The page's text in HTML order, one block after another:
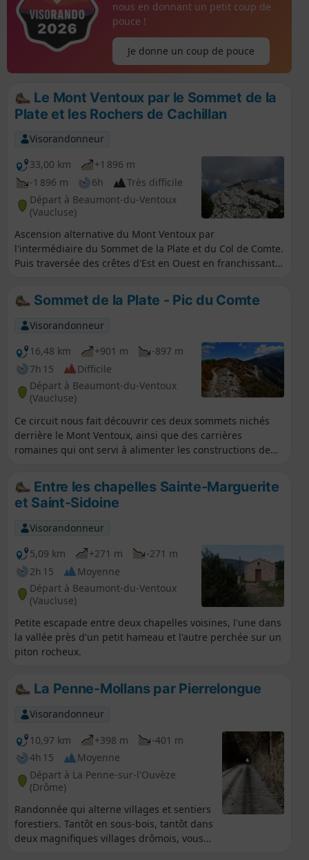
nous en donnant un petit coup de
pouce !
Je donne un coup de pouce
Le Mont Ventoux par le Sommet de la
Plate et les Rochers de Cachillan
Visorandonneur
33,00 km
+1 896 m
-1 896 m
6h
Très difficile
Départ à Beaumont-du-Ventoux
(Vaucluse)
Ascension alternative du Mont Ventoux par
l'intermédiaire du Sommet de la Plate et du Col de Comte.
Puis traversée des crêtes d'Est en Ouest en franchissant
nombreux passages peu balisés.
Sommet de la Plate - Pic du Comte
Visorandonneur
16,48 km
+901 m
-897 m
7h 15
Difficile
Départ à Beaumont-du-Ventoux
(Vaucluse)
Ce circuit nous fait découvrir ces deux sommets nichés
derrière le Mont Ventoux, ainsi que des carrières
romaines qui ont servi à alimenter les constructions de
Entre les chapelles Sainte-Marguerite
et Saint-Sidoine
Visorandonneur
5,09 km
+271 m
-271 m
2h 15
Moyenne
Départ à Beaumont-du-Ventoux
(Vaucluse)
Petite escapade entre deux chapelles voisines, l'une dans
la vallée près d'un petit hameau et l'autre perchée sur un
piton rocheux.
La Penne-Mollans par Pierrelongue
Visorandonneur
10,97 km
+398 m
-401 m
4h 15
Moyenne
Départ à La Penne-sur-l'Ouvèze
(Drôme)
Randonnée qui alterne villages et sentiers
forestiers. Tantôt en sous-bois, tantôt dans
deux magnifiques villages drômois, vous